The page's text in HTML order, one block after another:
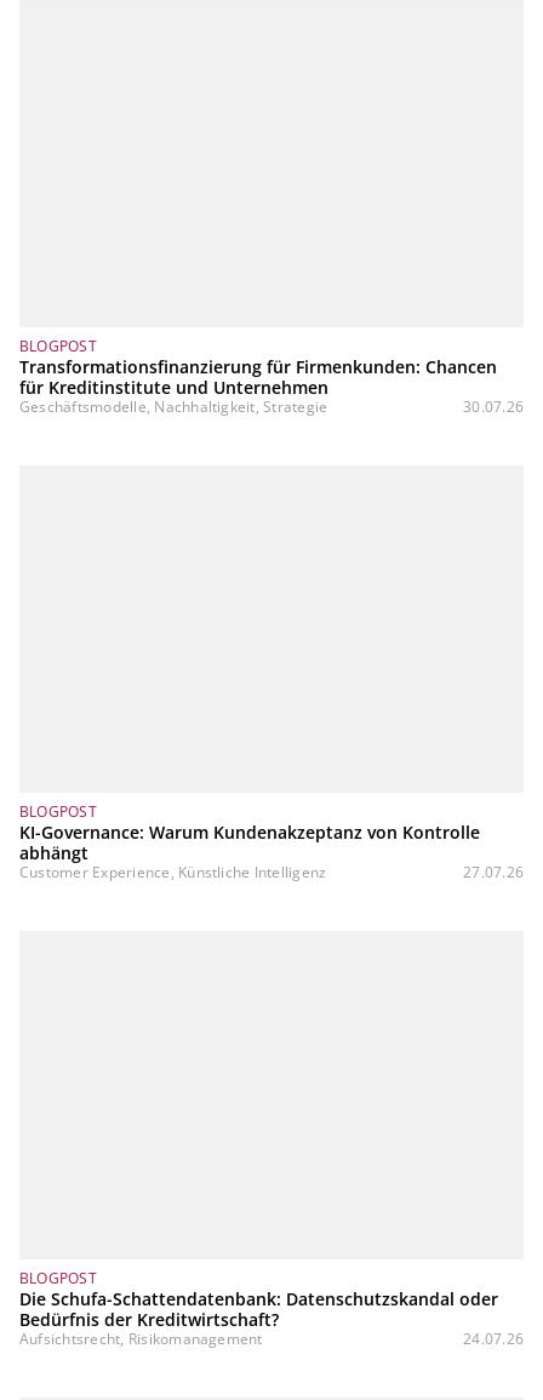
BLOGPOST
Transformationsfinanzierung für Firmenkunden: Chancen
für Kreditinstitute und Unternehmen
Geschäftsmodelle, Nachhaltigkeit, Strategie 30.07.26
BLOGPOST
KI-Governance: Warum Kundenakzeptanz von Kontrolle
abhängt
Customer Experience, Künstliche Intelligenz 27.07.26
BLOGPOST
Die Schufa-Schattendatenbank: Datenschutzskandal oder
Bedürfnis der Kreditwirtschaft?
Aufsichtsrecht, Risikomanagement 24.07.26